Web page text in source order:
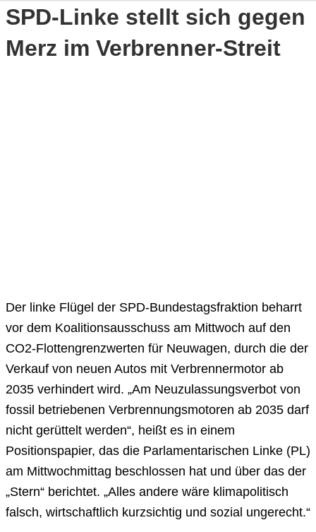
SPD-Linke stellt sich gegen
Merz im Verbrenner-Streit
Der linke Flügel der SPD-Bundestagsfraktion beharrt
vor dem Koalitionsausschuss am Mittwoch auf den
CO2-Flottengrenzwerten für Neuwagen, durch die der
Verkauf von neuen Autos mit Verbrennermotor ab
2035 verhindert wird. „Am Neuzulassungsverbot von
fossil betriebenen Verbrennungsmotoren ab 2035 darf
nicht gerüttelt werden“, heißt es in einem
Positionspapier, das die Parlamentarischen Linke (PL)
am Mittwochmittag beschlossen hat und über das der
„Stern“ berichtet. „Alles andere wäre klimapolitisch
falsch, wirtschaftlich kurzsichtig und sozial ungerecht.“